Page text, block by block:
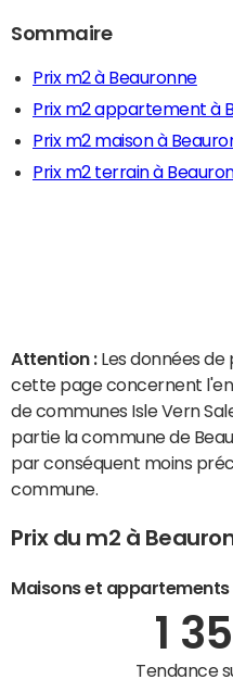
Sommaire
Prix m2 à Beauronne
Prix m2 appartement à
Prix m2 maison à
Prix m2 terrain à
Attention : Les données
cette page concernent
de communes Isle Vern
partie la commune de
par conséquent moins
commune.
Prix du m2 à
Maisons et appartements
1
Tendance